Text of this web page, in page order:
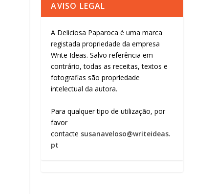
AVISO LEGAL
A Deliciosa Paparoca é uma marca
registada propriedade da empresa
Write Ideas. Salvo referência em
contrário, todas as receitas, textos e
fotografias são propriedade
intelectual da autora.
Para qualquer tipo de utilização, por
favor
contacte susanaveloso@writeideas.
pt